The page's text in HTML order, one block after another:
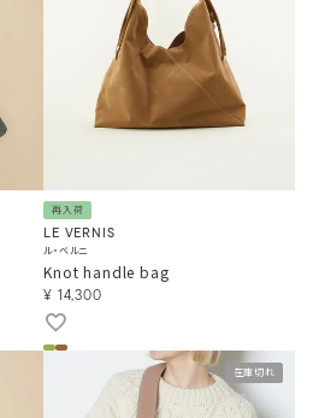
再入荷
LE VERNIS
ル・ベルニ
Knot handle bag
¥ 14,300
在庫切れ